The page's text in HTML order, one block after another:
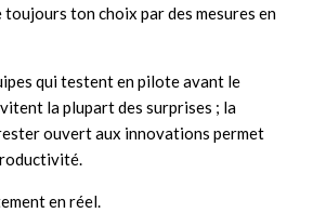
toujours ton choix par des mesures en
qui testent en pilote avant le
la plupart des surprises ; la
ouvert aux innovations permet
en réel.